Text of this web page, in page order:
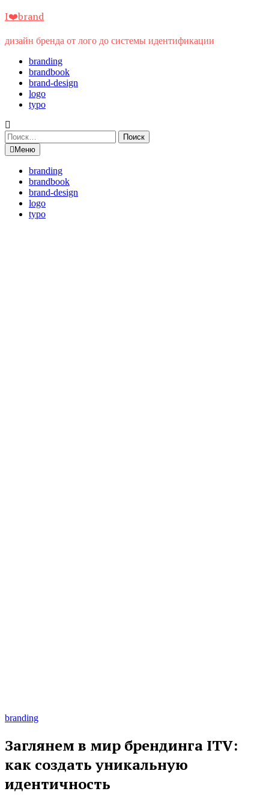
Перейти
содержимому
I❤️brand
дизайн бренда от лого до системы идентификации
branding
brandbook
brand-design
logo
typo
Найти:
Меню
branding
brandbook
brand-design
logo
typo
branding
Заглянем в мир брендинга ITV:
как создать уникальную
идентичность